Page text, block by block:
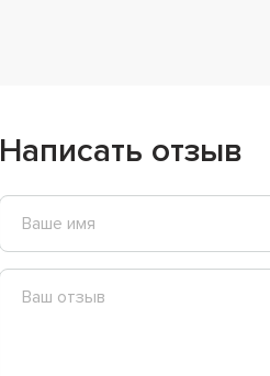
Написать отзыв